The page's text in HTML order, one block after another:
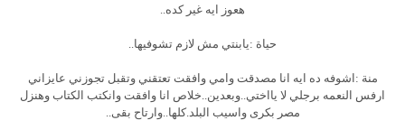
هعوز ايه غير كده..
حياة :يابنتي مش لازم تشوفيها..
منة :اشوفه ده ايه انا مصدقت وامي وافقت تعتقني وتقبل تجوزني عايزاني
ارفس النعمه برجلي لا يااختي..وبعدين..خلاص انا وافقت وانكتب الكتاب وهنزل
مصر بكرى واسيب البلد.كلها..وارتاح بقى..